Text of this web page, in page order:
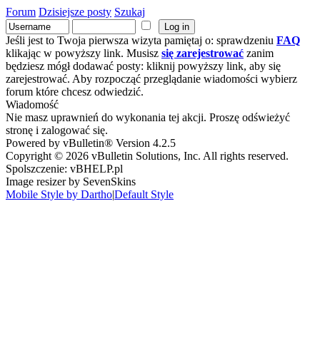
Forum Dzisiejsze posty Szukaj
Jeśli jest to Twoja pierwsza wizyta pamiętaj o: sprawdzeniu FAQ
klikając w powyższy link. Musisz się zarejestrować zanim
będziesz mógł dodawać posty: kliknij powyższy link, aby się
zarejestrować. Aby rozpocząć przeglądanie wiadomości wybierz
forum które chcesz odwiedzić.
Wiadomość
Nie masz uprawnień do wykonania tej akcji. Proszę odświeżyć
stronę i zalogować się.
Powered by vBulletin® Version 4.2.5
Copyright © 2026 vBulletin Solutions, Inc. All rights reserved.
Spolszczenie: vBHELP.pl
Image resizer by SevenSkins
Mobile Style by Dartho|Default Style